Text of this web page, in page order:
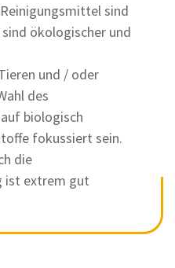
sind
ökologischer und
und / oder
des
biologisch
fokussiert sein.
die
ist extrem gut